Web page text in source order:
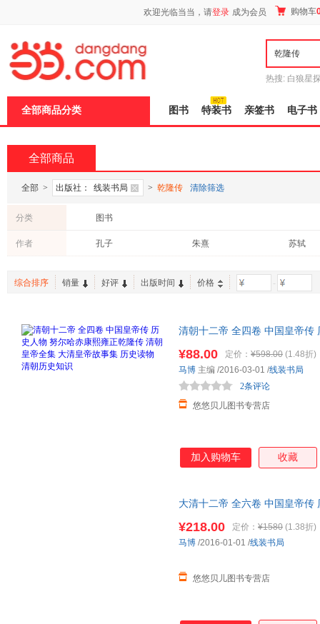
欢迎光临当当，请登录 成为会员 购物车
热搜: 白狼星
全部商品分类 图书 特装书 亲签书 电子书
全部商品
全部 > 出版社： 线装书局 > 乾隆传 清除筛选
分类 图书
作者 孔子 朱熹 苏轼
综合排序 销量 好评 出版时间 价格 -
清朝十二帝 全四卷 中国皇帝传
卷
¥88.00 定价： ¥598.00 (1.48折)
悠悠贝儿图书专营店
2条评论
马博 主编 /2016-03-01 /线装书局
加入购物车 收藏
大清十二帝 全六卷 中国皇帝传
¥218.00 定价： ¥1580 (1.38折)
悠悠贝儿图书专营店
马博 /2016-01-01 /线装书局
页
加